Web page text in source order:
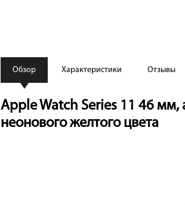
Обзор Характеристики Отзывы
Apple Watch Series 11 46
неонового желтого цвета